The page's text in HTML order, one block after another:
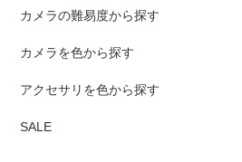
カメラの難易度から探す
カメラを色から探す
アクセサリを色から探す
SALE